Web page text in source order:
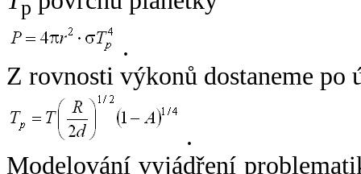
p
.
Z rovnosti výkonů dostaneme po
.
Modelování vyjádření